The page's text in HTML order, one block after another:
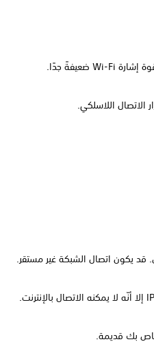
الاتصال اللاسلكي.
قد يكون اتصال الشبكة غير مستقر.